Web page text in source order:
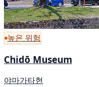
높은 위험
Chidō Museum
야마가타현